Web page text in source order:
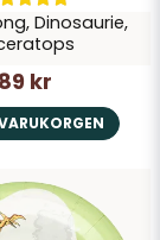
Dinosaurie,
89 kr